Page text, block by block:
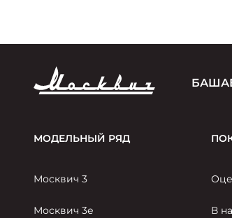
МОДЕЛЬНЫЙ РЯД
Москвич 3
Москвич 3е В